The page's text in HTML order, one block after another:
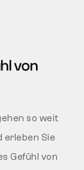
von
so weit
erleben Sie
Gefühl von